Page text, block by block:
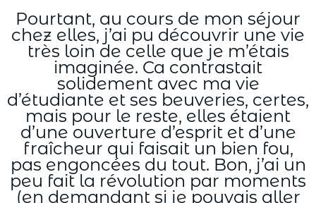
Pourtant, au cours de mon séjour
chez elles, j’ai pu découvrir une vie
très loin de celle que je m’étais
imaginée. Ca contrastait
solidement avec ma vie
d’étudiante et ses beuveries, certes,
mais pour le reste, elles étaient
d’une ouverture d’esprit et d’une
fraîcheur qui faisait un bien fou,
pas engoncées du tout. Bon, j’ai un
peu fait la révolution par moments
(en demandant si je pouvais aller